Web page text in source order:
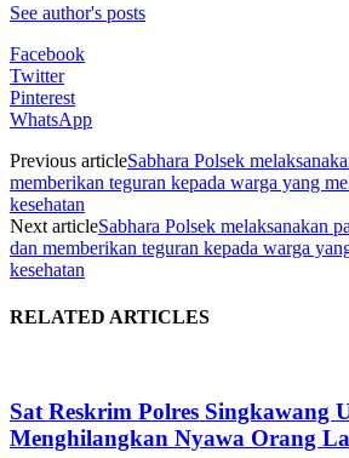
See author's posts
Facebook
Twitter
Pinterest
WhatsApp
Previous articleSabhara Polsek
memberikan teguran kepada warga yang
kesehatan
Next articleSabhara Polsek melaksanakan
dan memberikan teguran kepada warga
kesehatan
RELATED ARTICLES
Sat Reskrim Polres Singkawang
Menghilangkan Nyawa Orang